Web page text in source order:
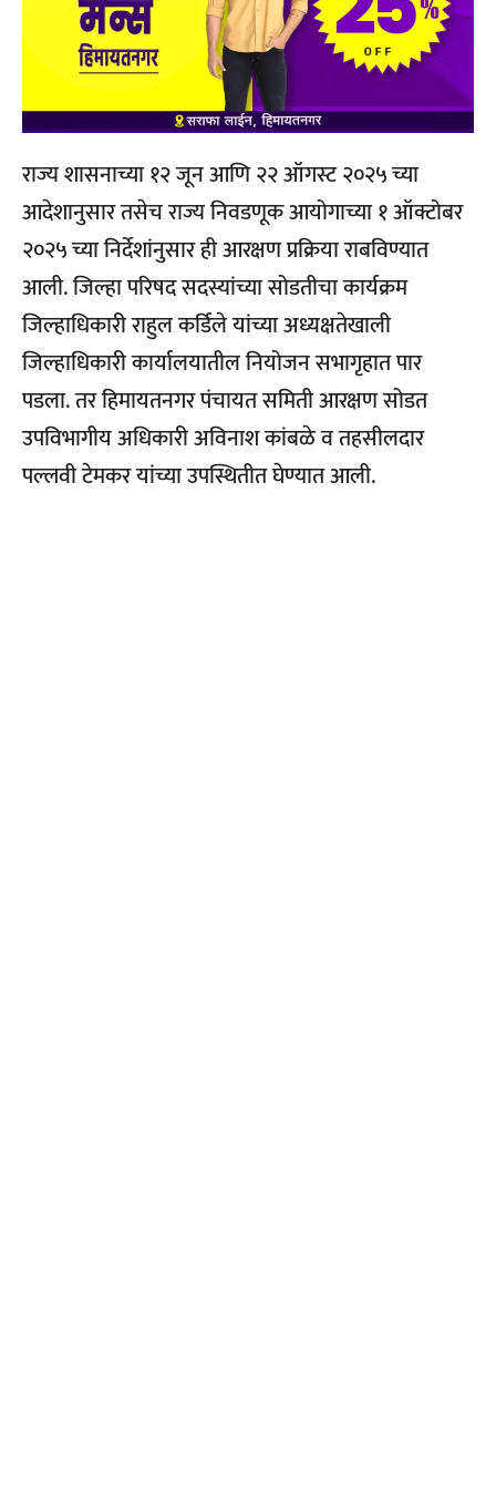
राज्य शासनाच्या १२ जून आणि २२ ऑगस्ट २०२५ च्या
आदेशानुसार तसेच राज्य निवडणूक आयोगाच्या १ ऑक्टोबर
२०२५ च्या निर्देशांनुसार ही आरक्षण प्रक्रिया राबविण्यात
आली. जिल्हा परिषद सदस्यांच्या सोडतीचा कार्यक्रम
जिल्हाधिकारी राहुल कर्डिले यांच्या अध्यक्षतेखाली
जिल्हाधिकारी कार्यालयातील नियोजन सभागृहात पार
पडला. तर हिमायतनगर पंचायत समिती आरक्षण सोडत
उपविभागीय अधिकारी अविनाश कांबळे व तहसीलदार
पल्लवी टेमकर यांच्या उपस्थितीत घेण्यात आली.